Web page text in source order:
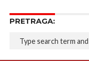
PRETRAGA: